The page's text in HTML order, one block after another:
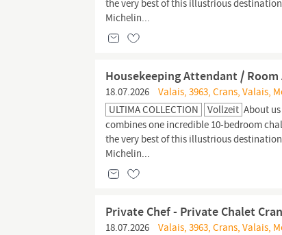
the very best of this illustrious
Michelin...
Housekeeping Attendant /
18.07.2026
Valais, 3963, Crans, Valais,
ULTIMA COLLECTION
Vollzeit About
combines one incredible 10-bedroom
the very best of this illustrious
Michelin...
Private Chef - Private Chalet
18.07.2026
Valais, 3963, Crans, Valais,